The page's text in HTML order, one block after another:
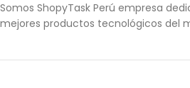
Somos ShopyTask Perú empresa
mejores productos tecnológicos del